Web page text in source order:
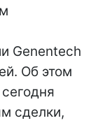
Genentech
Об этом
сделки,